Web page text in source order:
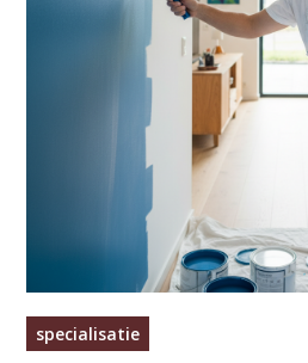
specialisatie